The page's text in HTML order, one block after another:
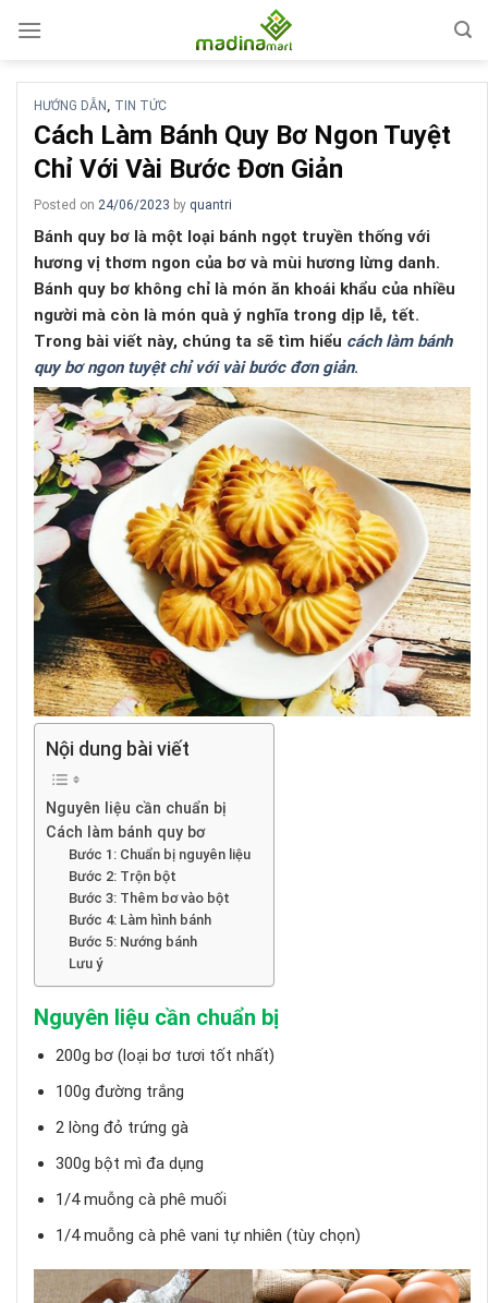
HƯỚNG DẪN , TIN TỨC
Cách Làm Bánh Quy Bơ Ngon Tuyệt
Chỉ Với Vài Bước Đơn Giản
Posted on 24/06/2023 by quantri
Bánh quy bơ là một loại bánh ngọt truyền thống với
hương vị thơm ngon của bơ và mùi hương lừng danh.
Bánh quy bơ không chỉ là món ăn khoái khẩu của nhiều
người mà còn là món quà ý nghĩa trong dịp lễ, tết.
Trong bài viết này, chúng ta sẽ tìm hiểu cách làm bánh
quy bơ ngon tuyệt chỉ với vài bước đơn giản.
Nội dung bài viết
Nguyên liệu cần chuẩn bị
Cách làm bánh quy bơ
Bước 1: Chuẩn bị nguyên liệu
Bước 2: Trộn bột
Bước 3: Thêm bơ vào bột
Bước 4: Làm hình bánh
Bước 5: Nướng bánh
Lưu ý
Nguyên liệu cần chuẩn bị
200g bơ (loại bơ tươi tốt nhất)
100g đường trắng
2 lòng đỏ trứng gà
300g bột mì đa dụng
1/4 muỗng cà phê muối
1/4 muỗng cà phê vani tự nhiên (tùy chọn)